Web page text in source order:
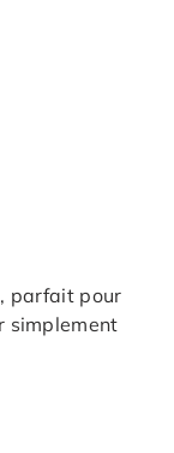
parfait pour
simplement